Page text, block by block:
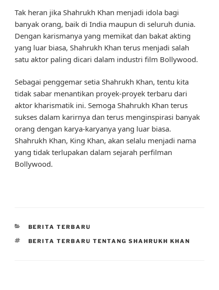
Tak heran jika Shahrukh Khan menjadi idola bagi
banyak orang, baik di India maupun di seluruh dunia.
Dengan karismanya yang memikat dan bakat akting
yang luar biasa, Shahrukh Khan terus menjadi salah
satu aktor paling dicari dalam industri film Bollywood.
Sebagai penggemar setia Shahrukh Khan, tentu kita
tidak sabar menantikan proyek-proyek terbaru dari
aktor kharismatik ini. Semoga Shahrukh Khan terus
sukses dalam karirnya dan terus menginspirasi banyak
orang dengan karya-karyanya yang luar biasa.
Shahrukh Khan, King Khan, akan selalu menjadi nama
yang tidak terlupakan dalam sejarah perfilman
Bollywood.
CATEGORIES
BERITA TERBARU
TAGS
BERITA TERBARU TENTANG SHAHRUKH KHAN